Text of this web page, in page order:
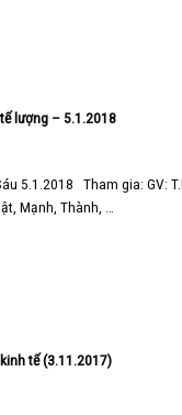
lượng – 5.1.2018
5.1.2018 Tham gia: GV:
Mạnh, Thành, …
tế (3.11.2017)